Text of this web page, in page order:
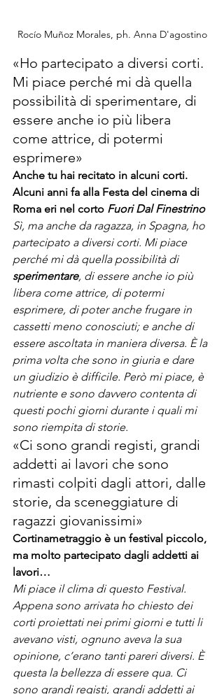
Rocío Muñoz Morales, ph. Anna D'agostino
«Ho partecipato a diversi corti.
Mi piace perché mi dà quella
possibilità di sperimentare, di
essere anche io più libera
come attrice, di potermi
esprimere»
Anche tu hai recitato in alcuni corti.
Alcuni anni fa alla Festa del cinema di
Roma eri nel corto Fuori Dal Finestrino
Sì, ma anche da ragazza, in Spagna, ho
partecipato a diversi corti. Mi piace
perché mi dà quella possibilità di
sperimentare, di essere anche io più
libera come attrice, di potermi
esprimere, di poter anche frugare in
cassetti meno conosciuti; e anche di
essere ascoltata in maniera diversa. È la
prima volta che sono in giuria e dare
un giudizio è difficile. Però mi piace, è
nutriente e sono davvero contenta di
questi pochi giorni durante i quali mi
sono riempita di storie.
«Ci sono grandi registi, grandi
addetti ai lavori che sono
rimasti colpiti dagli attori, dalle
storie, da sceneggiature di
ragazzi giovanissimi»
Cortinametraggio è un festival piccolo,
ma molto partecipato dagli addetti ai
lavori…
Mi piace il clima di questo Festival.
Appena sono arrivata ho chiesto dei
corti proiettati nei primi giorni e tutti li
avevano visti, ognuno aveva la sua
opinione, c’erano tanti pareri diversi. È
questa la bellezza di essere qua. Ci
sono grandi registi, grandi addetti ai